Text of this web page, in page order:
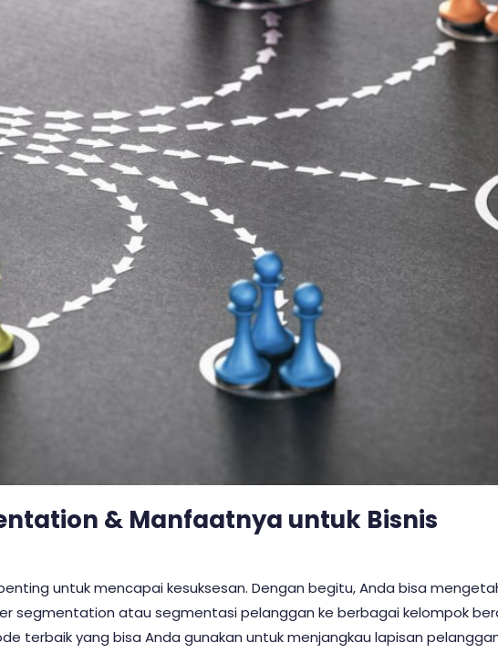
& Manfaatnya untuk Bisnis
untuk mencapai kesuksesan. Dengan begitu, Anda bisa
segmentation atau segmentasi pelanggan ke berbagai kelompok
terbaik yang bisa Anda gunakan untuk menjangkau lapisan